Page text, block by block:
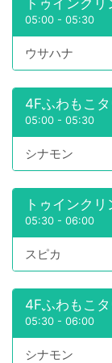
05:00 - 05:30
ウサハナ
4Fふわもこ
05:00 - 05:30
シナモン
トゥインク
05:30 - 06:00
スピカ
4Fふわもこ
05:30 - 06:00
シナモン